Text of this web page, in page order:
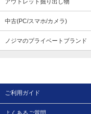
アウトレット掘り出し物
中古(PC/スマホ/カメラ)
ノジマのプライベートブランド
ご利用ガイド